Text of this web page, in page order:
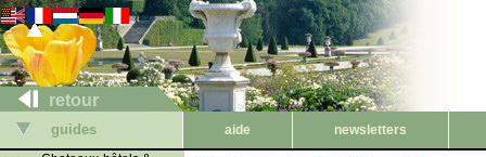
retour
guides aide
newsletters